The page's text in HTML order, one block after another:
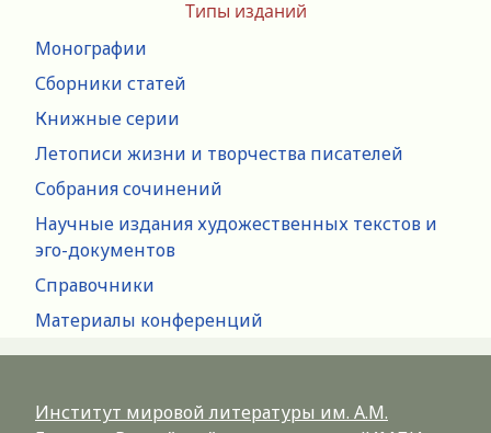
Типы изданий
Монографии
Сборники статей
Книжные серии
Летописи жизни и творчества писателей
Собрания сочинений
Научные издания художественных текстов и
эго-документов
Справочники
Материалы конференций
Институт мировой литературы им. А.М.